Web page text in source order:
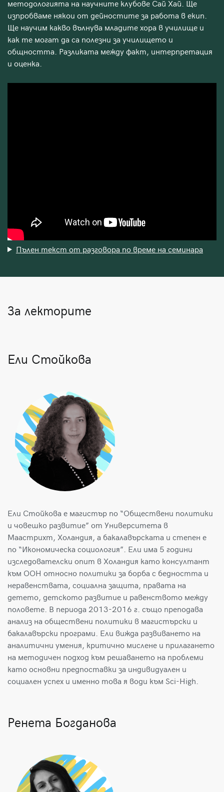
методологията на научните клубове Сай Хай. Ще
изпробваме някои от дейностите за работа в екип.
Ще научим какво вълнува младите хора в училище и
как те могат да са полезни за училището и
общността. Разликата между факт, интерпретация
и оценка.
Пълен текст от разговора по време на семинара
За лекторите
Ели Стойкова
Ели Стойкова е магистър по “Обществени политики
и човешко развитие” от Университета в
Маастрихт, Холандия, а бакалавърската и степен е
по “Икономическа социология”. Ели има 5 години
изследователски опит в Холандия като консултант
към ООН относно политики за борба с бедността и
неравенствата, социална защита, правата на
детето, детското развитие и равенството между
половете. В периода 2013-2016 г. също преподава
анализ на обществени политики в магистърски и
бакалавърски програми. Ели вижда развиването на
аналитични умения, критично мислене и прилагането
на методичен подход към решаването на проблеми
като основни предпоставки за индивидуален и
социален успех и именно това я води към Sci-High.
Ренета Богданова